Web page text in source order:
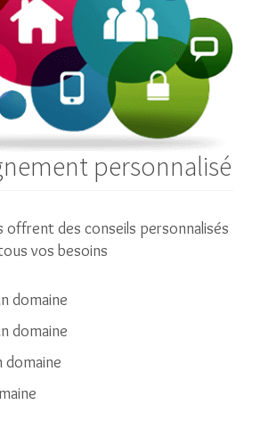
personnalisé
offrent des conseils personnalisés
vos besoins
domaine
domaine
domaine